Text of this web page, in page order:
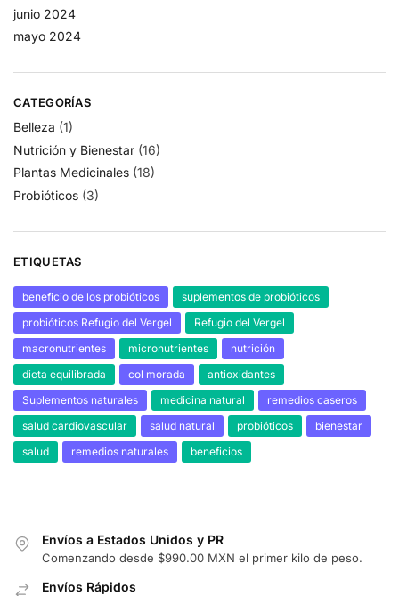
junio 2024
mayo 2024
CATEGORÍAS
Belleza (1)
Nutrición y Bienestar (16)
Plantas Medicinales (18)
Probióticos (3)
ETIQUETAS
beneficio de los probióticos
suplementos de probióticos
probióticos Refugio del Vergel
Refugio del Vergel
macronutrientes
micronutrientes
nutrición
dieta equilibrada
col morada
antioxidantes
Suplementos naturales
medicina natural
remedios caseros
salud cardiovascular
salud natural probióticos
bienestar
salud
remedios naturales beneficios
Envíos a Estados Unidos y PR
Comenzando desde $990.00 MXN el primer kilo de peso.
Envíos Rápidos